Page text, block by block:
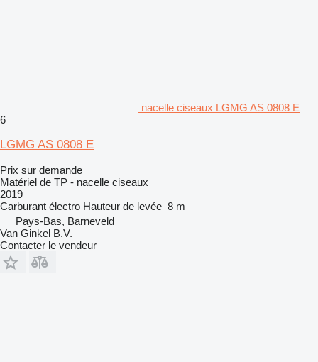
nacelle ciseaux LGMG AS 0808 E
6
LGMG AS 0808 E
Prix sur demande
Matériel de TP - nacelle ciseaux
2019
Carburant électro Hauteur de levée 8 m
Pays-Bas, Barneveld
Van Ginkel B.V.
Contacter le vendeur